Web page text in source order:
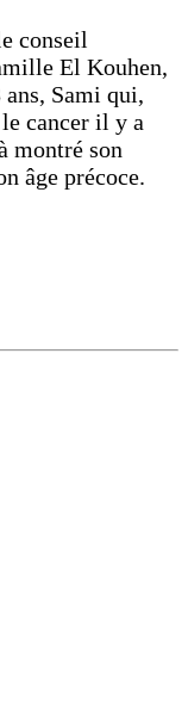
conseil
El Kouhen,
Sami qui,
cancer il y a
montré son
âge précoce.